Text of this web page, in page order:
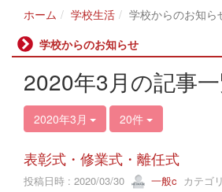
ホーム 学校生活
学校からのお知ら
学校からのお知らせ
2020年3月の記事
2020年3月 20件
表彰式・修業式・離任式
投稿日時 : 2020/03/30 一般c カテゴ